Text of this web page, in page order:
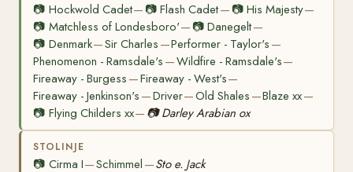
📷 Hockwold Cadet— 📷Flash Cadet— 📷 His Majesty—
📷 Matchless of Londesboro'— 📷Danegelt—
📷 Denmark—Sir Charles —Performer - Taylor's —
Phenomenon - Ramsdale's —Wildfire - Ramsdale's—
Fireaway - Burgess —Fireaway - West's—
Fireaway - Jenkinson's —Driver—Old Shales —Blaze xx—
📷 Flying Childers xx— 📷 Darley Arabian ox
STOLINJE
📷 Cirma I—Schimmel —Sto e. Jack